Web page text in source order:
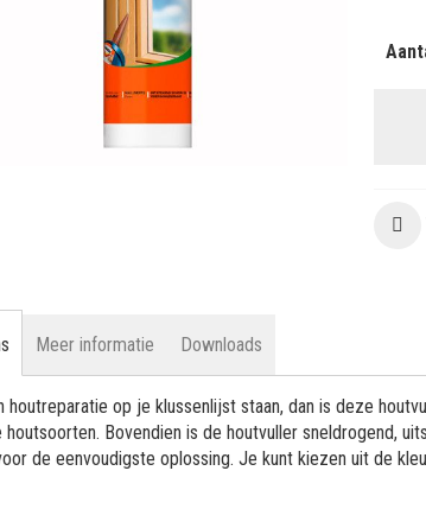
houtreparatie op je klussenlijst staan, dan is deze
houtsoorten. Bovendien is de houtvuller sneldrogend,
de eenvoudigste oplossing. Je kunt kiezen uit de
Meer informatie Downloads